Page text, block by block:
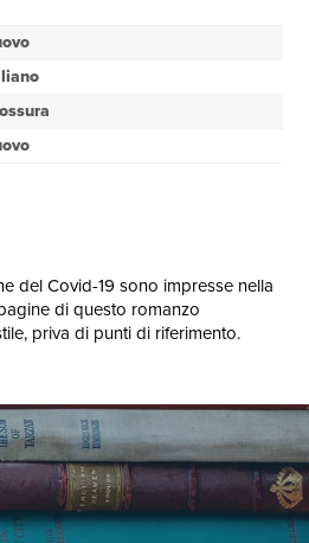
del Covid-19 sono impresse nella
di questo romanzo
priva di punti di riferimento.